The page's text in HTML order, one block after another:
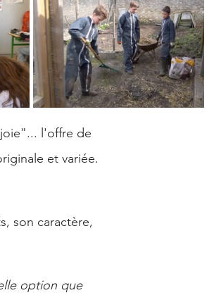
l'offre de
et variée.
son caractère,
option que